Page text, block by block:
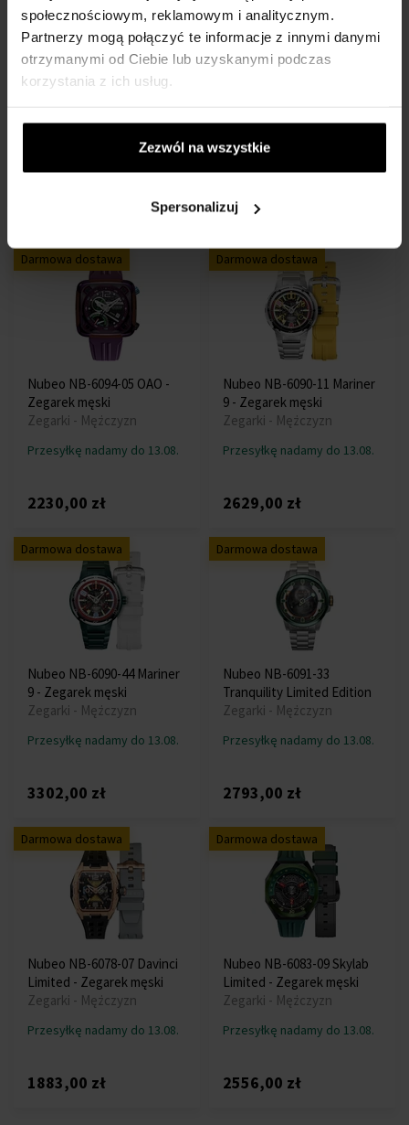
społecznościowym, reklamowym i analitycznym.
Partnerzy mogą połączyć te informacje z innymi danymi
otrzymanymi od Ciebie lub uzyskanymi podczas
korzystania z ich usług.
Zezwól na wszystkie
Spersonalizuj
Nubeo NB-6094-02 OAO -
Przesyłkę nadamy do 13.08.
2999,00 zł
Darmowa dostawa
Nubeo NB-6094-05 OAO -
Zegarek męski
Zegarki - Mężczyzn
Przesyłkę nadamy do 13.08.
2230,00 zł
Darmowa dostawa
Nubeo NB-6090-11 Mariner
9 - Zegarek męski
Zegarki - Mężczyzn
Przesyłkę nadamy do 13.08.
2629,00 zł
Darmowa dostawa
Nubeo NB-6090-44 Mariner
9 - Zegarek męski
Zegarki - Mężczyzn
Przesyłkę nadamy do 13.08.
3302,00 zł
Darmowa dostawa
Nubeo NB-6091-33
Tranquility Limited Edition
Zegarki - Mężczyzn
Przesyłkę nadamy do 13.08.
2793,00 zł
Darmowa dostawa
Nubeo NB-6078-07 Davinci
Limited - Zegarek męski
Zegarki - Mężczyzn
Przesyłkę nadamy do 13.08.
1883,00 zł
Darmowa dostawa
Nubeo NB-6083-09 Skylab
Limited - Zegarek męski
Zegarki - Mężczyzn
Przesyłkę nadamy do 13.08.
2556,00 zł